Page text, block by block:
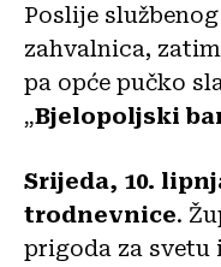
Poslije
zahvalnica,
pa opće pučko
„Bjelopoljski
Srijeda, 10.
trodnevnice.
prigoda za svetu